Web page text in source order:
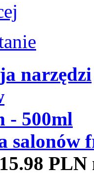
salonów
15.98 PLN